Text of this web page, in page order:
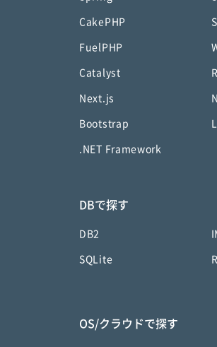
CakePHP
FuelPHP
Catalyst
Next.js
Bootstrap
.NET Framework
DBで探す
DB2
SQLite
OS/クラウドで探す